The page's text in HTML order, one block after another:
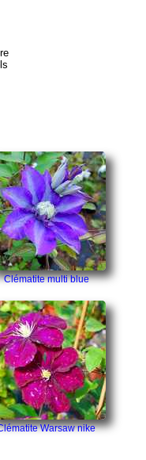
Clématite multi blue
Warsaw nike